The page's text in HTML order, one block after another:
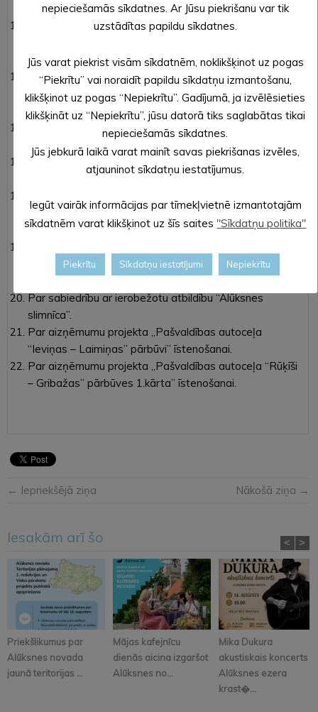
Bērnu un jauniešu centra sniegtajiem pakalpojumiem.
Par pakalpojumu maksas apstiprināšanu Alūksnes
pakalpojumiem.
Par maksas pakalpojumu apstiprināšanu Alūksnes
Mākslas skolas organizētajai mācību ekskursijai plenēra
ietvaros.
Par dalības maksu velobraucienam „Līkloči papardēs
Par Alūksnes novada pašvaldības 2016. gada
konsolidētā budžeta izpildes apstiprināšanu.
lēmumā Nr.435 „Par amata vietām un atlīdzību
Alūksnes novada pašvaldībā”.
2011.-2017. Investīciju plāna 2015.-2017. gadam
Par sabiedrību ar ierobežotu atbildību “Alūksnes
slimnīca”.
Par aizņēmumu projekta „Pašvaldības autoceļa
“Ieviņas – Laimiņas” pārbūvi” īstenošanai.
Par aizņēmumu projekta „Pašvaldības autoceļa “Rūķīši
– Gribažas” pārbūves 1.kārta” īstenošanai.
← Iepriekšējā ziņa Nākošā ziņa →
Iesakām arī šo
Priekšlikumus par
Alūksnes novada
jaunā teritorijas ...
Mājas kafejnīcu
dienās aicina izgaršot
Alūksnes no...
Mika Dukura
akustiskais koncerts
Alūksnes ezera
krast�...
< >
nepieciešamās sīkdatnes. Ar Jūsu piekrišanu var tik
uzstādītas papildu sīkdatnes.
Jūs varat piekrist visām sīkdatnēm, noklikšķinot uz pogas
“Piekrītu” vai noraidīt papildu sīkdatņu izmantošanu,
klikšķinot uz pogas “Nepiekrītu”. Gadījumā, ja izvēlēsieties
klikšķināt uz “Nepiekrītu”, jūsu datorā tiks saglabātas tikai
nepieciešamās sīkdatnes.
Jūs jebkurā laikā varat mainīt savas piekrišanas izvēles,
atjauninot sīkdatņu iestatījumus.
Iegūt vairāk informācijas par tīmekļvietnē izmantotajām
sīkdatnēm varat klikšķinot uz šīs saites "Sīkdatņu politika"
Piekrītu Sīkdatņu iestatījumi Nepiekrītu